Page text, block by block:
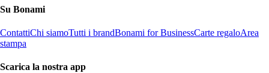
Su Bonami
ContattiChi siamoTutti i brandBonami for BusinessCarte regaloArea
stampa
Scarica la nostra app